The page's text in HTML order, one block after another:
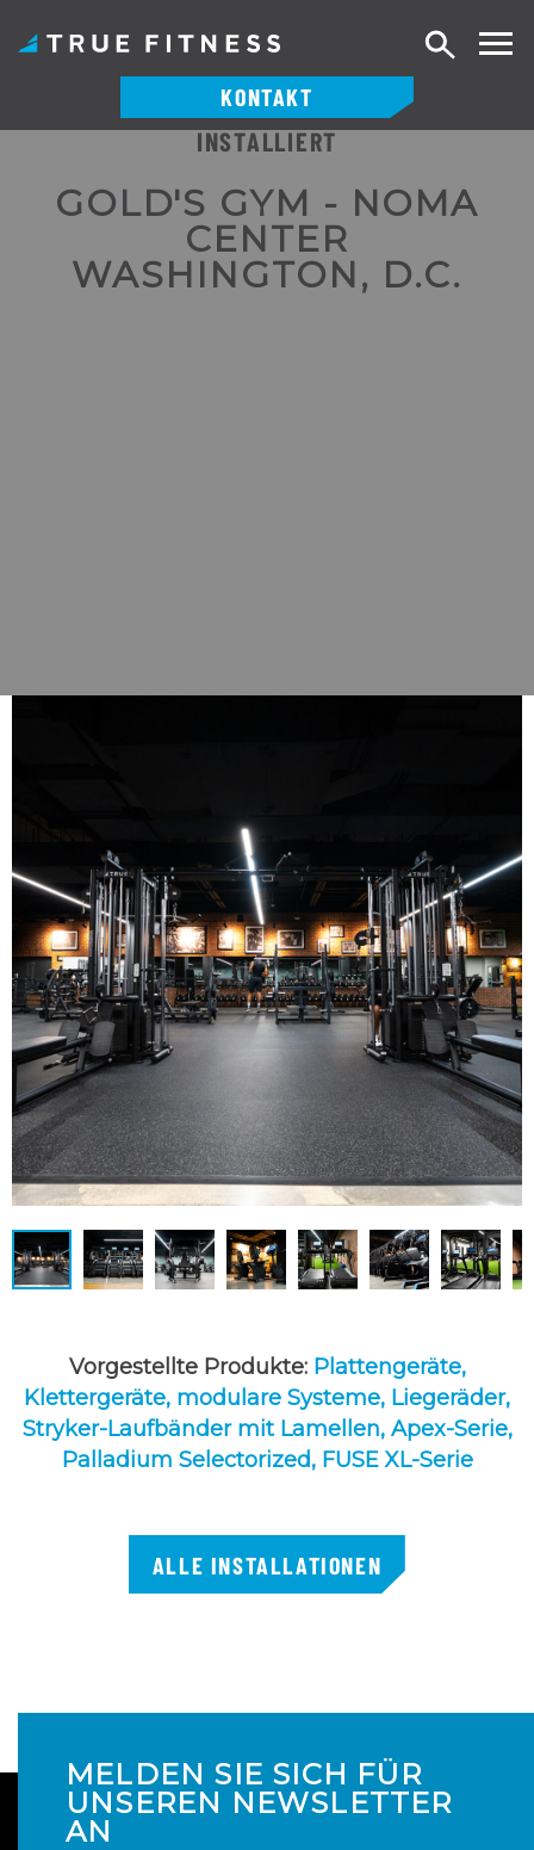
springen
KONTAKT
Suche
INSTALLIERT
GOLD'S GYM - NOMA
CENTER
WASHINGTON, D.C.
Vorgestellte Produkte: Plattengeräte,
Klettergeräte, modulare Systeme, Liegeräder,
Stryker-Laufbänder mit Lamellen, Apex-Serie,
Palladium Selectorized, FUSE XL-Serie
ALLE INSTALLATIONEN
MELDEN SIE SICH FÜR
UNSEREN NEWSLETTER
AN